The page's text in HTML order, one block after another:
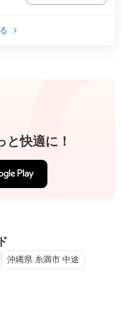
と快適に！
沖縄県 糸満市 中途